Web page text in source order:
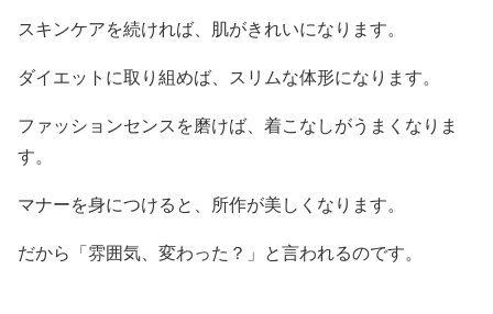
スキンケアを続ければ、肌がきれいになります。
ダイエットに取り組めば、スリムな体形になります。
ファッションセンスを磨けば、着こなしがうまくなりま
す。
マナーを身につけると、所作が美しくなります。
だから「雰囲気、変わった？」と言われるのです。